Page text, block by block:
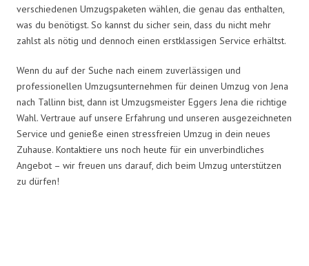
verschiedenen Umzugspaketen wählen, die genau das enthalten,
was du benötigst. So kannst du sicher sein, dass du nicht mehr
zahlst als nötig und dennoch einen erstklassigen Service erhältst.
Wenn du auf der Suche nach einem zuverlässigen und
professionellen Umzugsunternehmen für deinen Umzug von Jena
nach Tallinn bist, dann ist Umzugsmeister Eggers Jena die richtige
Wahl. Vertraue auf unsere Erfahrung und unseren ausgezeichneten
Service und genieße einen stressfreien Umzug in dein neues
Zuhause. Kontaktiere uns noch heute für ein unverbindliches
Angebot – wir freuen uns darauf, dich beim Umzug unterstützen
zu dürfen!